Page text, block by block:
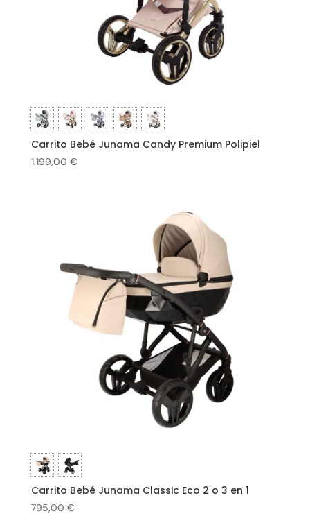
Carrito Bebé Junama Candy Premium Polipiel
1.199,00 €
Carrito Bebé Junama Classic Eco 2 o 3 en 1
795,00 €